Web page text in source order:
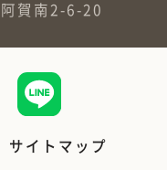
賀南2-6-20
サイトマップ